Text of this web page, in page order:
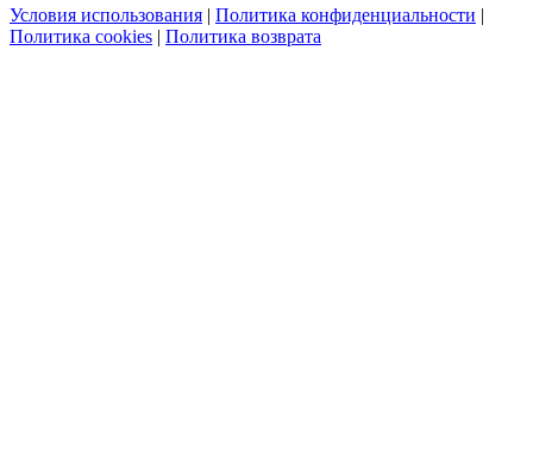
Условия использования | Политика конфиденциальности |
Политика cookies | Политика возврата